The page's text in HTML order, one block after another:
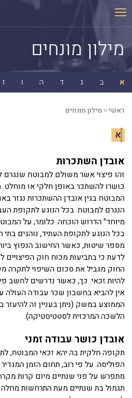
Skip
to
content
מילון מונחים
א ב ג ד ה ו ז
ראשי> מילון מונחים
א
אובדן השתכרות
זהו פיצוי אשר משולם למבוטח שנגרם
כושרו להשתכר באופן חלקי או מוחלט.
המבוטח בגין אובדן ההשתכרות נגזר
הנגרם למבוטח. בכל הנוגע לתקופת
מיוחד" הדרוש הוכחה. כלומר, על
בכל הנוגע לתקופת העתיד, נוהגים
מספר שיטות, כאשר החישוב הנפוץ
לדעת כי בתביעות מכוח חוק הפיצויים
החוק מגביל את סכום השיפוי לתקרה
להיות זכאי. כך, כאשר נדרשים לחשב
אין להביא בחשבון שכר עבודה
הממוצע במשק (ניתן בעניין זה להיעזר
הלשכה המרכזית לסטטיסטיקה).
אובדן כושר עבודה זמני
תקופה חלקית בה יהא זכאי המבוטח,
הפוליסה. על פי רוב, תחום הזמן
מתפרש על פני שנתיים מיום קרות
תגמול בת שנתיים מעת התרחשות